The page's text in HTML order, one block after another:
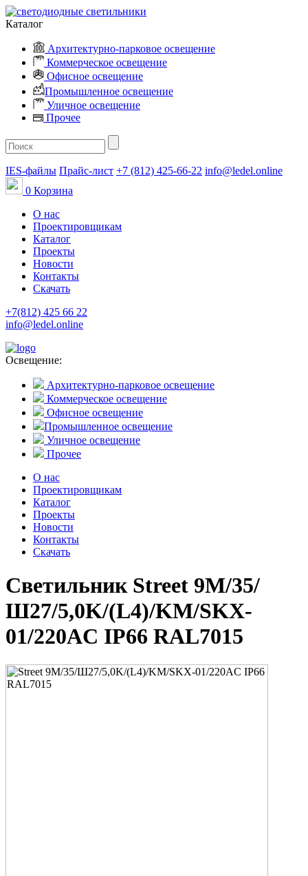
Каталог
Архитектурно-парковое освещение
Коммерческое освещение
Офисное освещение
Промышленное освещение
Уличное освещение
Прочее
IES-файлы Прайс-лист +7 (812) 425-66-22 info@ledel.online
0 Корзина
О нас
Проектировщикам
Каталог
Проекты
Новости
Контакты
Скачать
+7(812) 425 66 22
info@ledel.online
Освещение:
Архитектурно-парковое освещение
Коммерческое освещение
Офисное освещение
Промышленное освещение
Уличное освещение
Прочее
О нас
Проектировщикам
Каталог
Проекты
Новости
Контакты
Скачать
Светильник Street 9M/35/
Ш27/5,0K/(L4)/KM/SKX-
01/220AC IP66 RAL7015